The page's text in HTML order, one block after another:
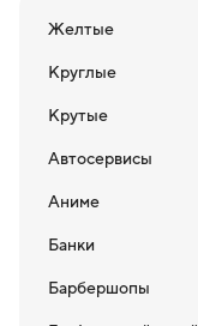
Желтые
Круглые
Крутые
Автосервисы
Аниме
Банки
Барбершопы